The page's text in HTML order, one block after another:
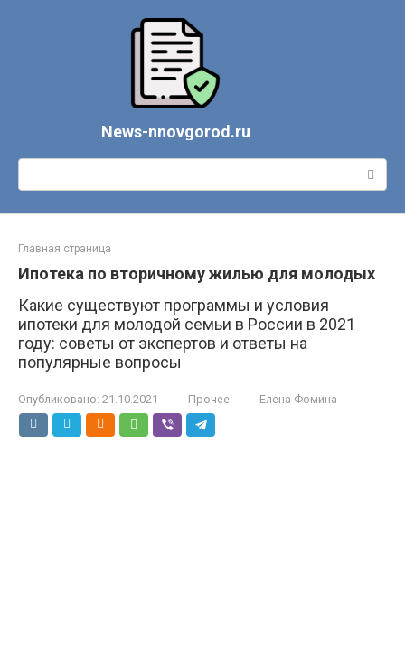
News-nnovgorod.ru
Поиск:
Главная страница
Ипотека по вторичному жилью для молодых
Какие существуют программы и условия
ипотеки для молодой семьи в России в 2021
году: советы от экспертов и ответы на
популярные вопросы
Опубликовано: 21.10.2021 Прочее Елена Фомина